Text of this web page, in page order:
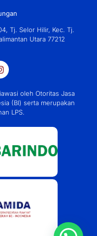
Tj. Selor Hilir, Kec. Tj.
Utara 77212
oleh Otoritas Jasa
(BI) serta merupakan
LPS.